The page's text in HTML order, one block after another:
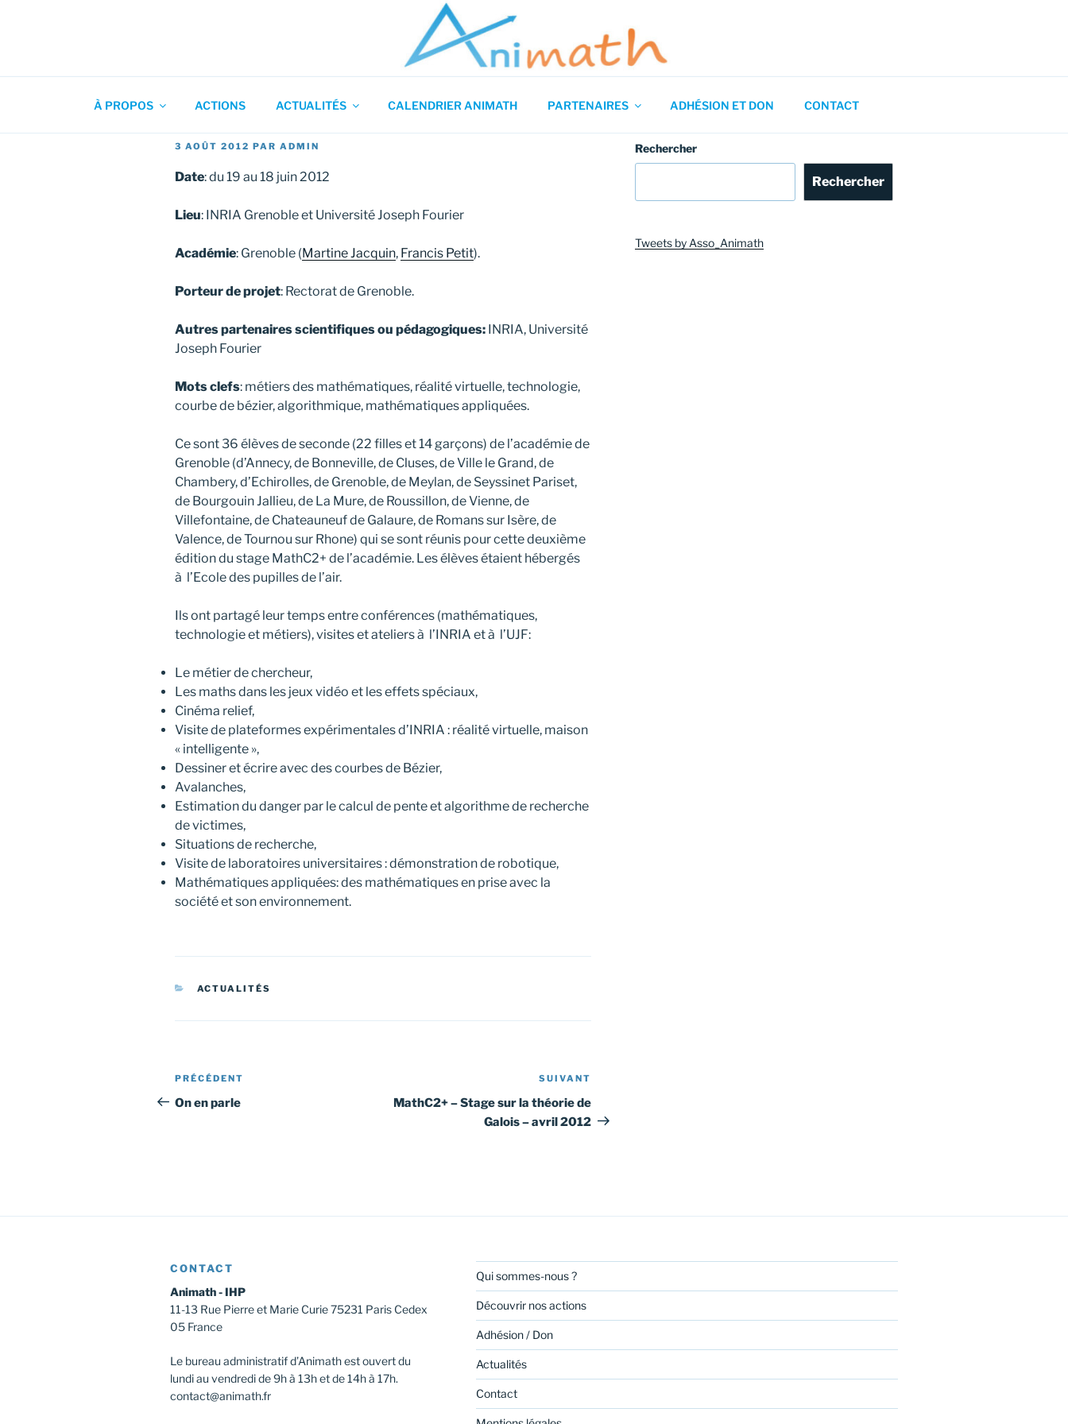
Association pour l'Animation en Mathématiques
À PROPOS ACTIONS ACTUALITÉS CALENDRIER ANIMATH PARTENAIRES ADHÉSION ET DON CONTACT
PUBLIÉ
3 AOÛT 2012 PAR ADMIN
Date: du 19 au 18 juin 2012
Lieu: INRIA Grenoble et Université Joseph Fourier
Académie: Grenoble (Martine Jacquin, Francis Petit).
Porteur de projet: Rectorat de Grenoble.
Autres partenaires scientifiques ou pédagogiques: INRIA, Université
Joseph Fourier
Mots clefs: métiers des mathématiques, réalité virtuelle, technologie,
courbe de bézier, algorithmique, mathématiques appliquées.
Ce sont 36 élèves de seconde (22 filles et 14 garçons) de l’académie de
Grenoble (d’Annecy, de Bonneville, de Cluses, de Ville le Grand, de
Chambery, d’Echirolles, de Grenoble, de Meylan, de Seyssinet Pariset,
de Bourgouin Jallieu, de La Mure, de Roussillon, de Vienne, de
Villefontaine, de Chateauneuf de Galaure, de Romans sur Isère, de
Valence, de Tournou sur Rhone) qui se sont réunis pour cette deuxième
édition du stage MathC2+ de l’académie. Les élèves étaient hébergés
à l’Ecole des pupilles de l’air.
Ils ont partagé leur temps entre conférences (mathématiques,
technologie et métiers), visites et ateliers à l’INRIA et à l’UJF:
Le métier de chercheur,
Les maths dans les jeux vidéo et les effets spéciaux,
Cinéma relief,
Visite de plateformes expérimentales d’INRIA : réalité virtuelle, maison
« intelligente »,
Dessiner et écrire avec des courbes de Bézier,
Avalanches,
Estimation du danger par le calcul de pente et algorithme de recherche
de victimes,
Situations de recherche,
Visite de laboratoires universitaires : démonstration de robotique,
Mathématiques appliquées: des mathématiques en prise avec la
société et son environnement.
CATÉGORIES
ACTUALITÉS
Navigation
de
Article
précédent
PRÉCÉDENT
On en parle
suivant
SUIVANT
MathC2+ – Stage sur la théorie de
Galois – avril 2012
Rechercher
Rechercher
Tweets by Asso_Animath
CONTACT
Animath - IHP
11-13 Rue Pierre et Marie Curie 75231 Paris Cedex
05 France
Le bureau administratif d’Animath est ouvert du
lundi au vendredi de 9h à 13h et de 14h à 17h.
contact@animath.fr
Qui sommes-nous ?
Découvrir nos actions
Adhésion / Don
Actualités
Contact